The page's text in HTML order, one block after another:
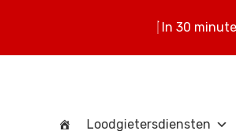
In 30
Loodgietersdiensten